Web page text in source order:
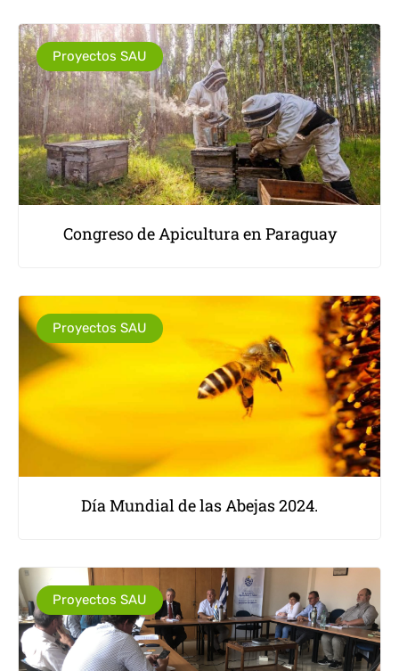
Proyectos SAU
Congreso de Apicultura en Paraguay
Proyectos SAU
Día Mundial de las Abejas 2024.
Proyectos SAU